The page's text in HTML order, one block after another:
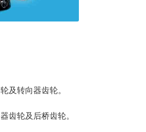
及转向器齿轮。
齿轮及后桥齿轮。